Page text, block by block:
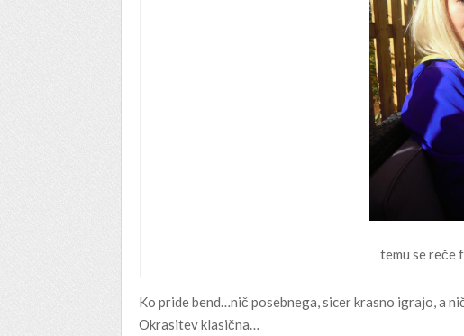
temu se reče
Ko pride bend…nič posebnega, sicer krasno igrajo, a
Okrasitev klasična…